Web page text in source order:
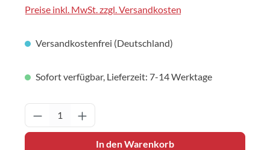
Preise inkl. MwSt. zzgl. Versandkosten
Versandkostenfrei (Deutschland)
Sofort verfügbar, Lieferzeit: 7-14 Werktage
Produkt Anzahl: Gib den gewünschten
In den Warenkorb